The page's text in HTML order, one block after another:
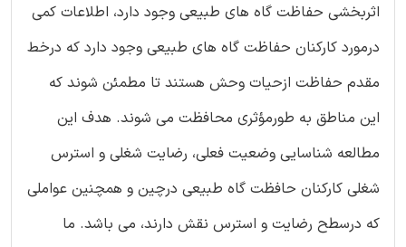
اثربخشی حفاظت گاه های طبیعی وجود دارد، اطلاعات کمی
درمورد کارکنان حفاظت گاه های طبیعی وجود دارد که درخط
مقدم حفاظت ازحیات وحش هستند تا مطمئن شوند که
این مناطق به طورمؤثری محافظت می شوند. هدف این
مطالعه شناسایی وضعیت فعلی، رضایت شغلی و استرس
شغلی کارکنان حافظت گاه طبیعی درچین و همچنین عواملی
که درسطح رضایت و استرس نقش دارند، می باشد. ما